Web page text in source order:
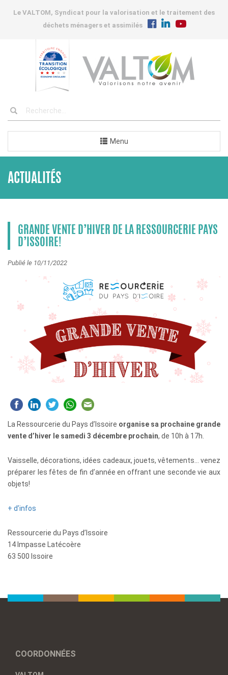
Le VALTOM, Syndicat pour la valorisation et le traitement des
déchets ménagers et assimilés
Menu
ACTUALITÉS
GRANDE VENTE D’HIVER DE LA RESSOURCERIE PAYS
D’ISSOIRE!
Publié le 10/11/2022
La Ressourcerie du Pays d’Issoire organise sa prochaine grande
vente d’hiver le samedi 3 décembre prochain, de 10h à 17h.
Vaisselle, décorations, idées cadeaux, jouets, vêtements… venez
préparer les fêtes de fin d’année en offrant une seconde vie aux
objets!
+ d’infos
Ressourcerie du Pays d’Issoire
14 Impasse Latécoère
63 500 Issoire
COORDONNÉES